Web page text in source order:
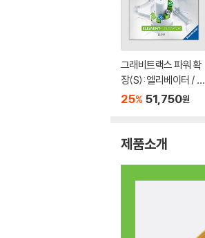
그래비트랙스 파워 확
장(S): 엘리베이터 / 마
블런[8세이상,1인이
25% 51,750원
제품소개